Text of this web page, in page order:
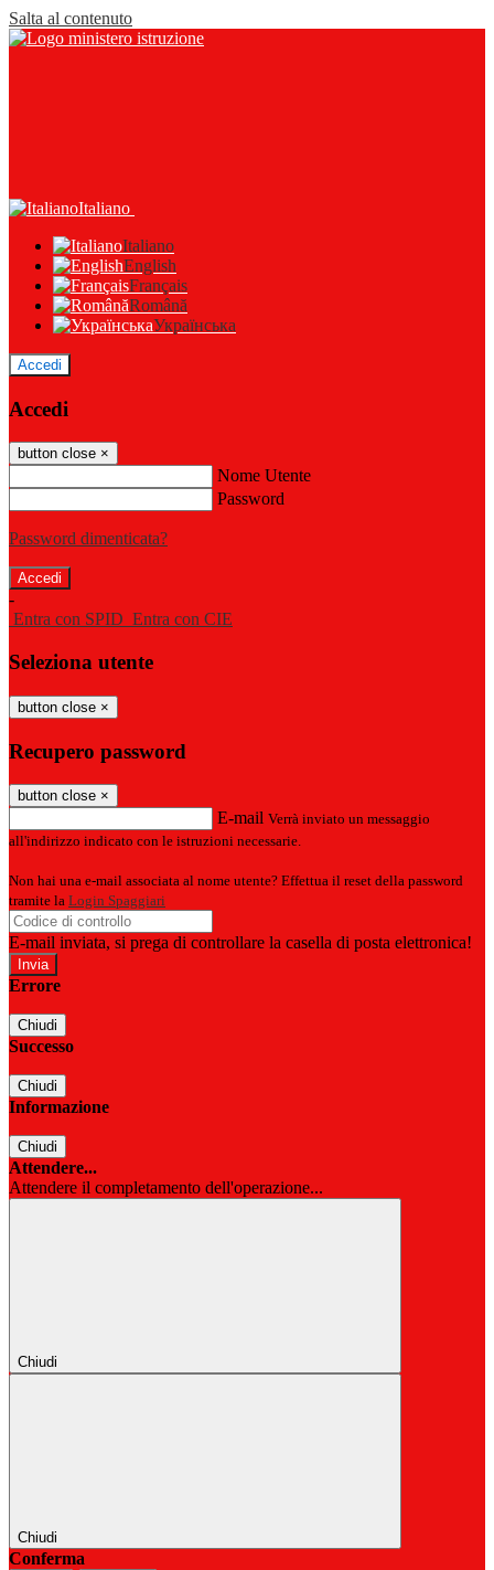
Salta al contenuto
Italiano
Italiano
English
Français
Română
Українська
Accedi
Accedi
button close ×
Nome Utente
Password
Password dimenticata?
-
Entra con SPID Entra con CIE
Seleziona utente
button close ×
Recupero password
button close ×
E-mail Verrà inviato un messaggio
all'indirizzo indicato con le istruzioni necessarie.
Non hai una e-mail associata al nome utente? Effettua il reset della password
tramite la Login Spaggiari
E-mail inviata, si prega di controllare la casella di posta elettronica!
Errore
Chiudi
Successo
Chiudi
Informazione
Chiudi
Attendere...
Attendere il completamento dell'operazione...
Chiudi
Chiudi
Conferma